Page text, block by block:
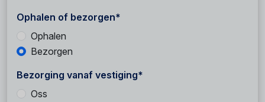
Ophalen of bezorgen*
Ophalen
Bezorgen
Bezorging vanaf vestiging*
Oss